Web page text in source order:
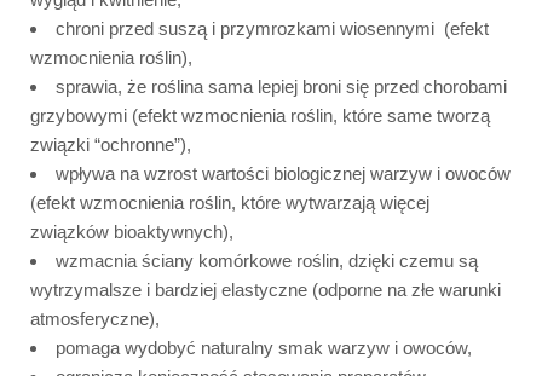
chroni przed suszą i przymrozkami wiosennymi (efekt
wzmocnienia roślin),
sprawia, że roślina sama lepiej broni się przed chorobami
grzybowymi (efekt wzmocnienia roślin, które same tworzą
związki “ochronne”),
wpływa na wzrost wartości biologicznej warzyw i owoców
(efekt wzmocnienia roślin, które wytwarzają więcej
związków bioaktywnych),
wzmacnia ściany komórkowe roślin, dzięki czemu są
wytrzymalsze i bardziej elastyczne (odporne na złe warunki
atmosferyczne),
pomaga wydobyć naturalny smak warzyw i owoców,